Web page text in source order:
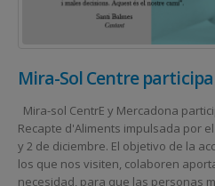
Mira-Sol Centre
Mira-sol CentrE y Mercadona
Recapte d'Aliments impulsada por
y 2 de diciembre. El objetivo de la
los que nos visiten, colaboren
necesidad, para que las personas